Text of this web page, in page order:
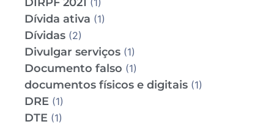
DIRPF 2021 (1)
Dívida ativa (1)
Dívidas (2)
Divulgar serviços (1)
Documento falso (1)
documentos físicos e digitais (1)
DRE (1)
DTE (1)